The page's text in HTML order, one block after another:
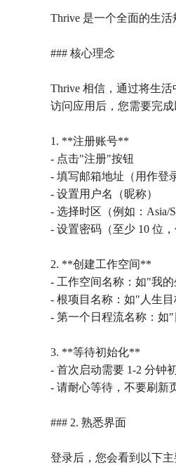
Thrive 是一个全面的生
### 核心理念
Thrive 相信，通过将生
访问应用后，您需要完成
1. **注册账号**
- 点击"注册"按钮
- 填写邮箱地址（用作登
- 设置用户名（昵称）
- 选择时区（例如：Asia/
- 设置密码（至少 10 位
2. **创建工作空间**
- 工作空间名称：如"我
- 根项目名称：如"人生
- 第一个日程流名称：如
3. **等待初始化**
- 首次启动需要 1-2 分钟
- 请耐心等待，不要刷新
### 2. 熟悉界面
登录后，您会看到以下主